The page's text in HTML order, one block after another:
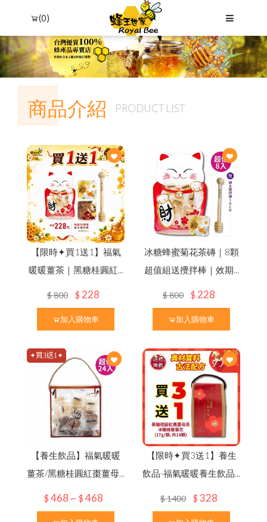
(0)
Menu
品牌故事
商品介紹本
月
優
惠
｜
中
秋
蜂
送
禮
⚡
限
時
優
惠
開
跑
✦
活
動
至
9
/
3
0
買
就
送
✦
熱
銷
明
星
商
品(
價
值
2
8
0
元
↗
下殺33折✦父親節尊享組
第2件7折起✦頂級蜂蜜系列
熱銷禮盒250元起✦中秋獻禮組
買大送小✦陳釀蜂蜜醋
熱
銷
N
o.
1
頂
級
蜂
王
乳
+
日
本
芝
麻
素
✦
好
眠
養
顏
三日齡蜂王漿/純蜂王乳膠囊
綠蜂膠葉黃素 ✦ 美國實證專利配方
高
濃
度
巴
西
綠
蜂
膠
（
噴
劑
/
滴
劑
/
膠
囊
/
4
0
0
億
益
生
菌
100% 台灣頂級純蜂蜜
高山野花冬蜜｜國際三星認證
龍眼蜜｜國際三星認證
荔枝蜜
百花蜜
陳釀蜂蜜醋
陳釀蜂蜜醋
養
生
黑
糖
/
冰
糖
茶
磚
（
蜂
蜜
菊
花
/
桂
圓
紅
棗
薑
母
茶
）
會員獨享
食用說明
特約專區
其他說明
Language
中文
English
商品介紹 PRODUCT LIST
【限時✦買1送1】福氣
暖暖薑茶｜黑糖桂圓紅...
$800 $ 228
加入購物車
冰糖蜂蜜菊花茶磚｜8顆
超值組送攪拌棒｜效期...
$800 $ 228
加入購物車
✦買3送1✦
【養生飲品】福氣暖暖
薑茶/黑糖桂圓紅棗薑母...
$ 468 ~ $ 468
【限時✦買3送1】養生
飲品-福氣暖暖養生飲品...
$1400 $ 328